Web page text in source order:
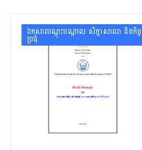
ឯកសារបណ្ដុះបណ្ដាល សិក្ខាសាលា និងកិច្ច
ប្រជុំ